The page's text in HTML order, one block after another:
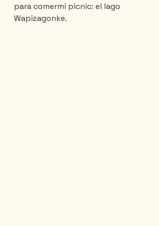
para comermi picnic: el lago
Wapizagonke.